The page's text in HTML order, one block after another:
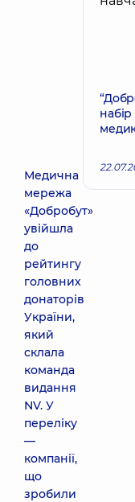
Медична
мережа
«Добробут»
увійшла
до
рейтингу
головних
донаторів
України,
який
склала
команда
видання
NV. У
переліку
—
компанії,
що
зробили